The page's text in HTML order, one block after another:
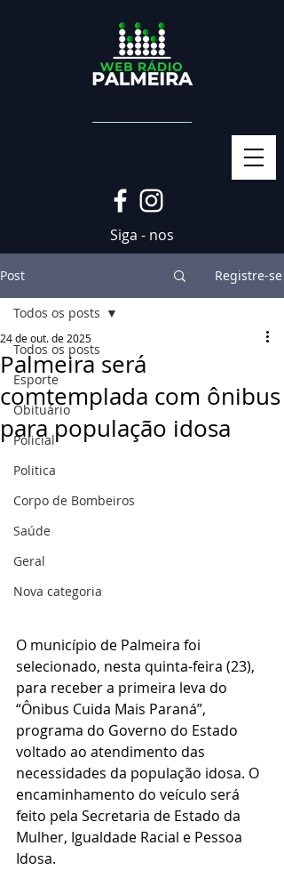
Siga - nos
Post Registre-se
Todos os posts
Esporte
Obituário
Policial
Politica
Corpo de Bombeiros
Saúde
Geral
Nova categoria
Todos os posts
Palmeira será
comtemplada com ônibus
para população idosa
24 de out. de 2025
O município de Palmeira foi
selecionado, nesta quinta-feira (23),
para receber a primeira leva do
“Ônibus Cuida Mais Paraná”,
programa do Governo do Estado
voltado ao atendimento das
necessidades da população idosa. O
encaminhamento do veículo será
feito pela Secretaria de Estado da
Mulher, Igualdade Racial e Pessoa
Idosa.